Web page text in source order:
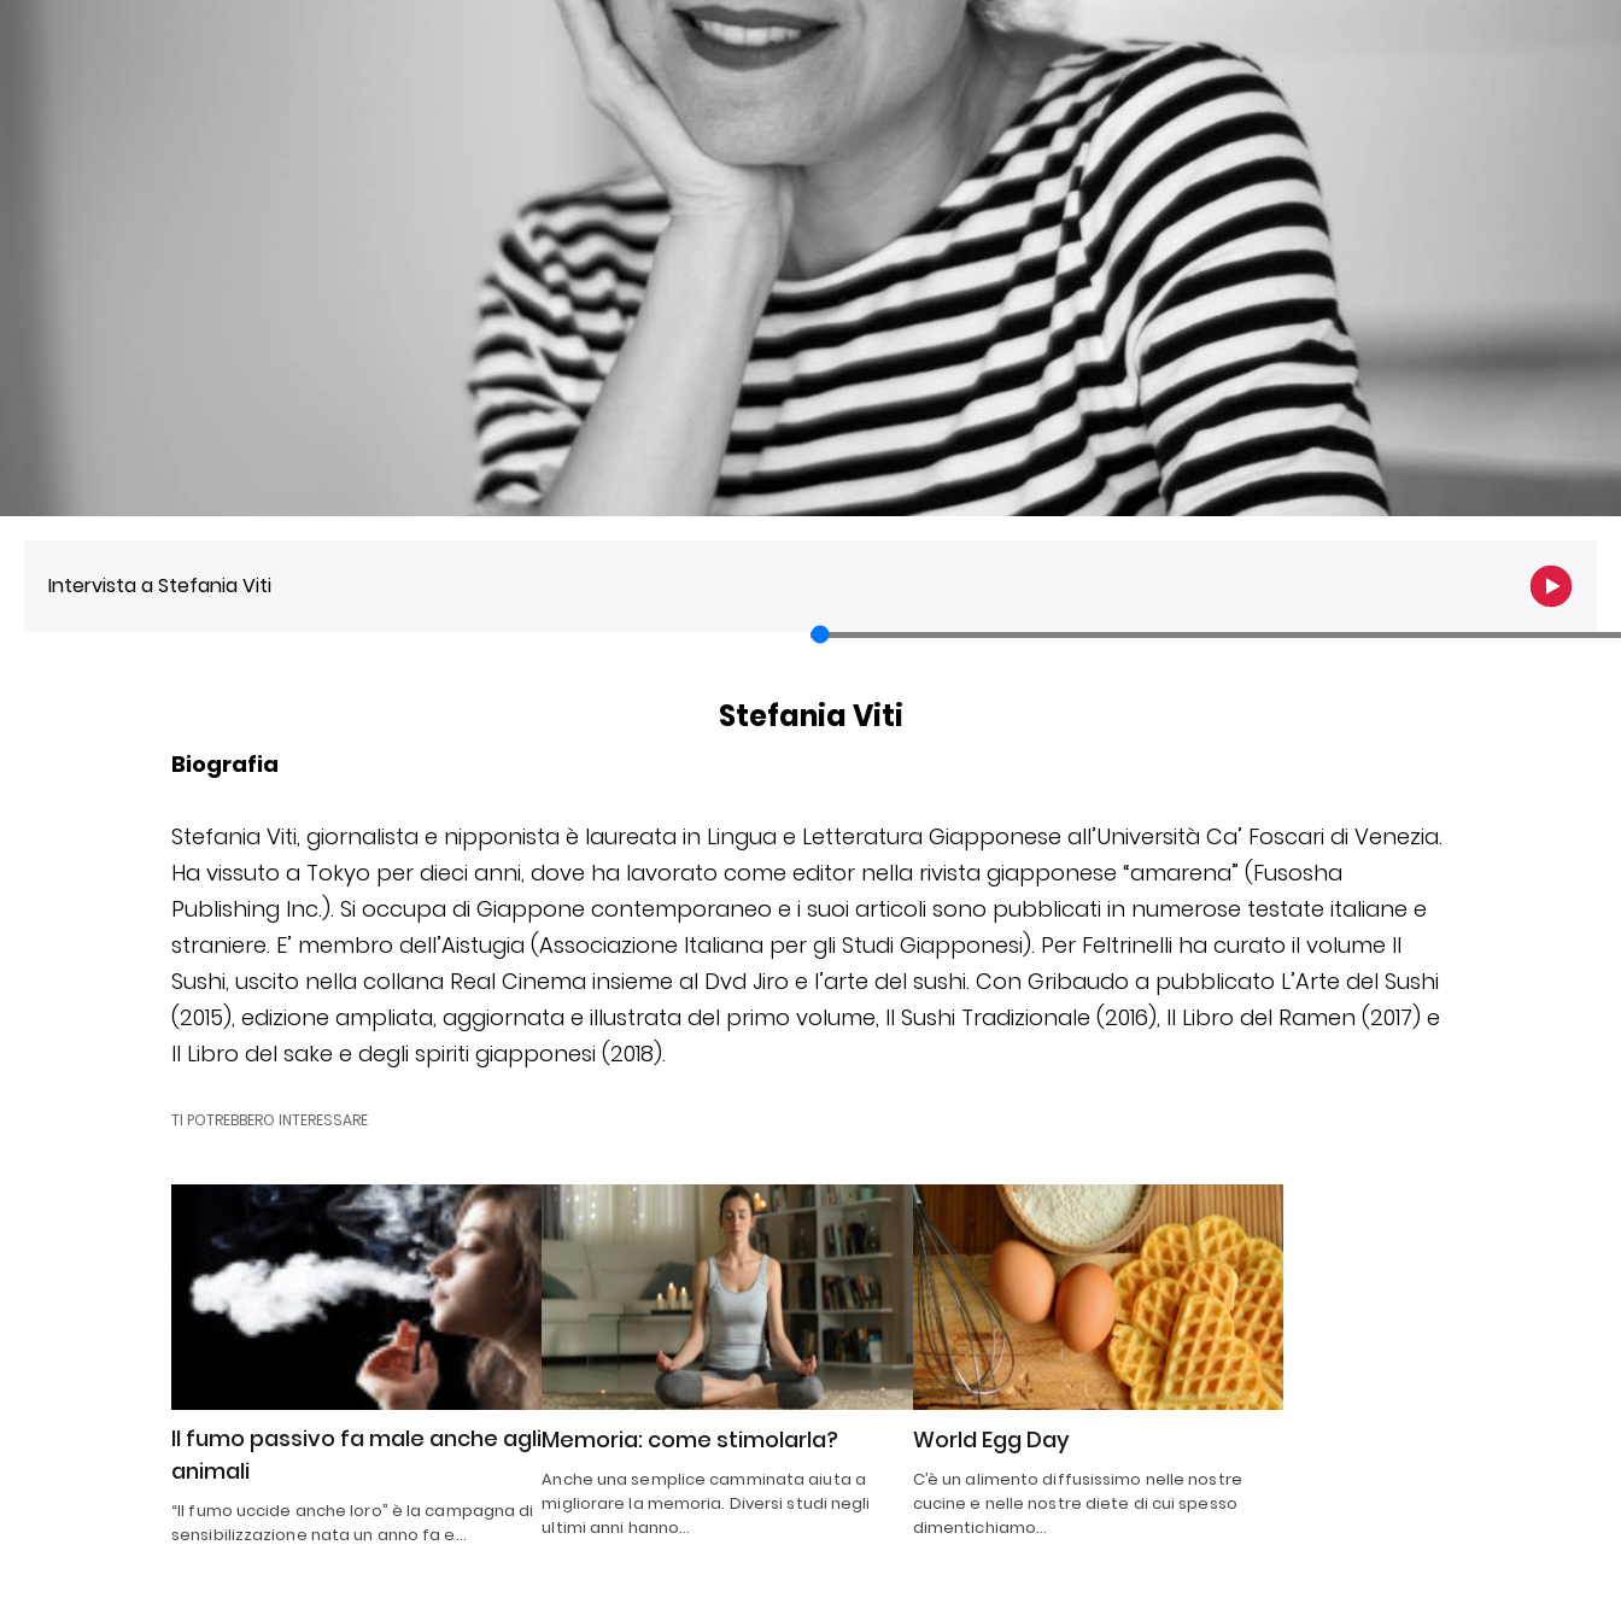
Intervista a Stefania Viti
Stefania Viti
Biografia
Stefania Viti, giornalista e nipponista è laureata in Lingua e Letteratura Giapponese all’Università Ca’ Foscari di Venezia.
Ha vissuto a Tokyo per dieci anni, dove ha lavorato come editor nella rivista giapponese “amarena” (Fusosha
Publishing Inc.). Si occupa di Giappone contemporaneo e i suoi articoli sono pubblicati in numerose testate italiane e
straniere. E’ membro dell’Aistugia (Associazione Italiana per gli Studi Giapponesi). Per Feltrinelli ha curato il volume Il
Sushi, uscito nella collana Real Cinema insieme al Dvd Jiro e l’arte del sushi. Con Gribaudo a pubblicato L’Arte del Sushi
(2015), edizione ampliata, aggiornata e illustrata del primo volume, Il Sushi Tradizionale (2016), Il Libro del Ramen (2017) e
Il Libro del sake e degli spiriti giapponesi (2018).
TI POTREBBERO INTERESSARE
Il fumo passivo fa male anche agli
animali
“Il fumo uccide anche loro” è la campagna di
sensibilizzazione nata un anno fa e…
Memoria: come stimolarla?
Anche una semplice camminata aiuta a
migliorare la memoria. Diversi studi negli
ultimi anni hanno…
World Egg Day
C’è un alimento diffusissimo nelle nostre
cucine e nelle nostre diete di cui spesso
dimentichiamo…